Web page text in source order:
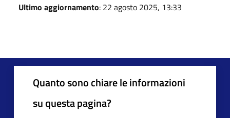
Ultimo aggiornamento: 22 agosto 2025, 13:33
Quanto sono chiare le informazioni
su questa pagina?